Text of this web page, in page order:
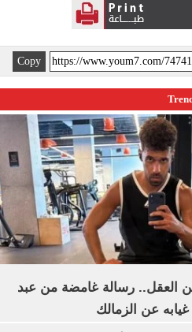
Copy
العقل.. رسالة غامضة من عبد
غيابه عن الزمالك